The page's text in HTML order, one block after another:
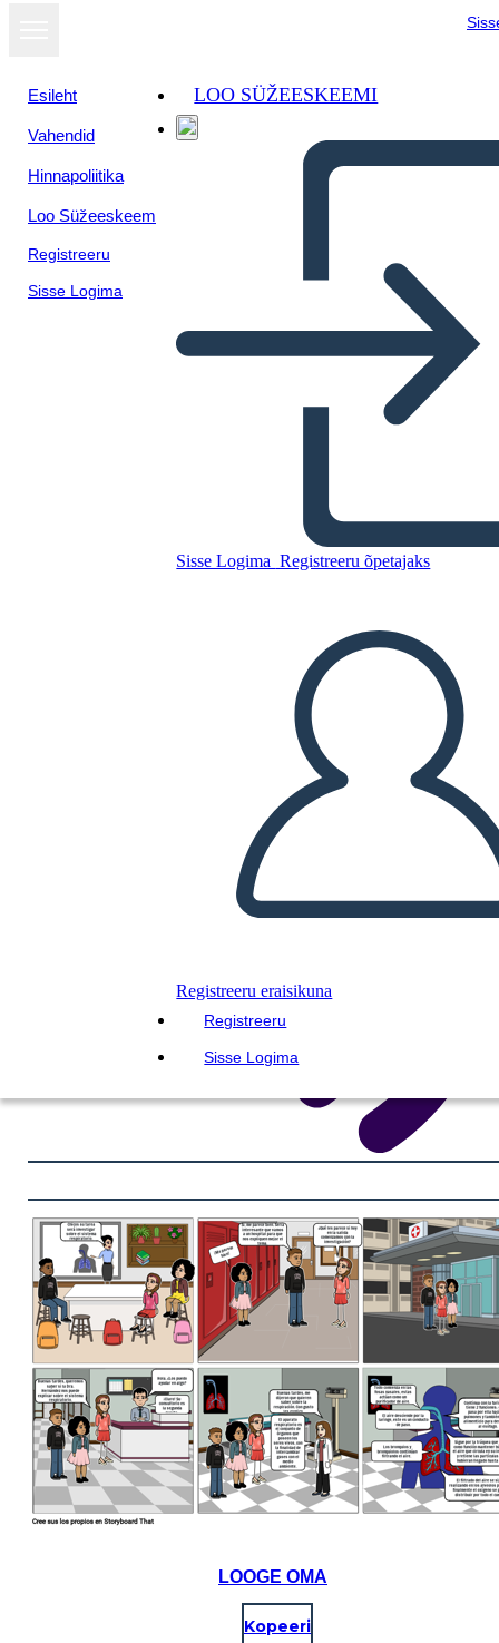
Esileht
Vahendid
Hinnapoliitika
Loo Süžeeskeem
Registreeru
Sisse Logima
LOO SÜŽEESKEEMI
Sisse Logima Registreeru õpetajaks
Registreeru eraisikuna
Registreeru
Sisse Logima
ESITA SLAIDIESITLUST
LOE MULLE
Kuva
slaidiseansina
LOOGE OMA
Kopeeri